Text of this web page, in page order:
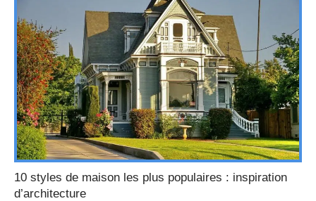
10 styles de maison les plus populaires : inspiration
d’architecture